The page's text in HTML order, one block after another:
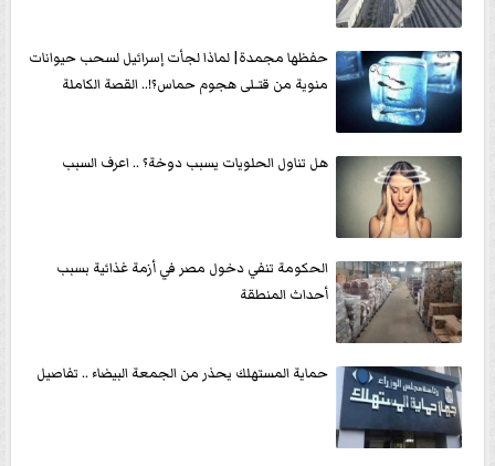
حفظها مجمدة| لماذا لجأت إسرائيل لسحب حيوانات
منوية من قتــلى هجوم حماس؟!.. القصة الكاملة
هل تناول الحلويات يسبب دوخة؟ .. اعرف السبب
الحكومة تنفي دخول مصر في أزمة غذائية بسبب
أحداث المنطقة
حماية المستهلك يحذر من الجمعة البيضاء .. تفاصيل